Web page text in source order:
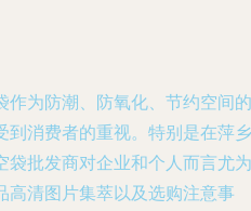
作为防潮、防氧化、节约空间的
到消费者的重视。特别是在萍乡
袋批发商对企业和个人而言尤为
高清图片集萃以及选购注意事